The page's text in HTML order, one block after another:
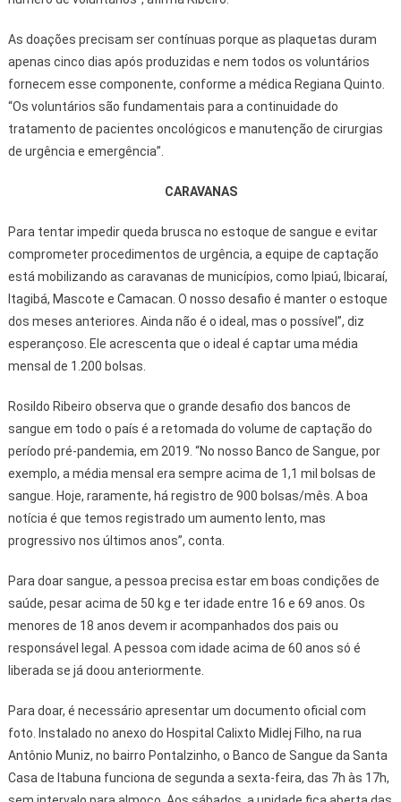
As doações precisam ser contínuas porque as plaquetas duram
apenas cinco dias após produzidas e nem todos os voluntários
fornecem esse componente, conforme a médica Regiana Quinto.
“Os voluntários são fundamentais para a continuidade do
tratamento de pacientes oncológicos e manutenção de cirurgias
de urgência e emergência”.
CARAVANAS
Para tentar impedir queda brusca no estoque de sangue e evitar
comprometer procedimentos de urgência, a equipe de captação
está mobilizando as caravanas de municípios, como Ipiaú, Ibicaraí,
Itagibá, Mascote e Camacan. O nosso desafio é manter o estoque
dos meses anteriores. Ainda não é o ideal, mas o possível”, diz
esperançoso. Ele acrescenta que o ideal é captar uma média
mensal de 1.200 bolsas.
Rosildo Ribeiro observa que o grande desafio dos bancos de
sangue em todo o país é a retomada do volume de captação do
período pré-pandemia, em 2019. “No nosso Banco de Sangue, por
exemplo, a média mensal era sempre acima de 1,1 mil bolsas de
sangue. Hoje, raramente, há registro de 900 bolsas/mês. A boa
notícia é que temos registrado um aumento lento, mas
progressivo nos últimos anos”, conta.
Para doar sangue, a pessoa precisa estar em boas condições de
saúde, pesar acima de 50 kg e ter idade entre 16 e 69 anos. Os
menores de 18 anos devem ir acompanhados dos pais ou
responsável legal. A pessoa com idade acima de 60 anos só é
liberada se já doou anteriormente.
Para doar, é necessário apresentar um documento oficial com
foto. Instalado no anexo do Hospital Calixto Midlej Filho, na rua
Antônio Muniz, no bairro Pontalzinho, o Banco de Sangue da Santa
Casa de Itabuna funciona de segunda a sexta-feira, das 7h às 17h,